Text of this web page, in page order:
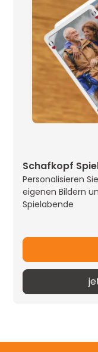
Schafkopf
Personalisieren
eigenen Bildern
Spielabende